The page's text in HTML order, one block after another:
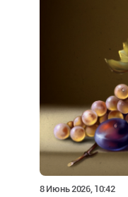
8 Июнь 2026, 10:42